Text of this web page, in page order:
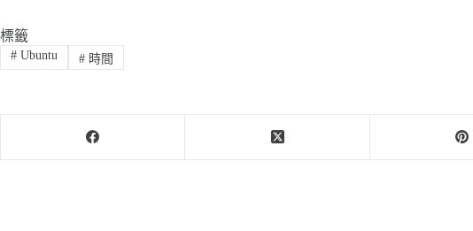
標籤
#Ubuntu #時間